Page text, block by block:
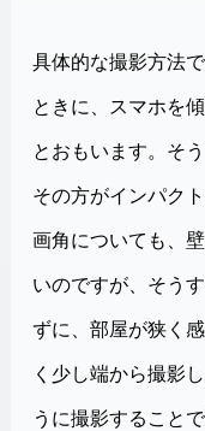
具体的な撮影方法
ときに、スマホを
とおもいます。そ
その方がインパク
画角についても、
いのですが、そう
ずに、部屋が狭く
く少し端から撮影
うに撮影すること